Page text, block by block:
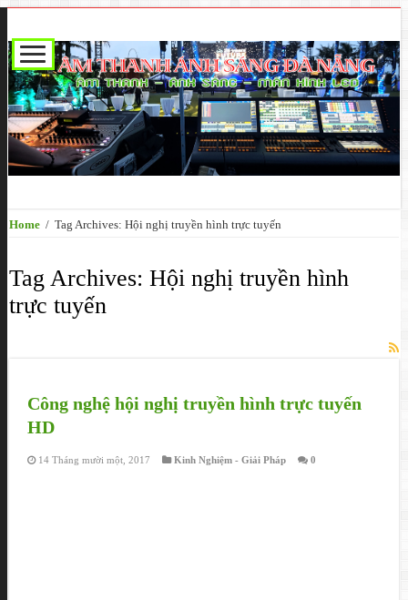
Home / Tag Archives: Hội nghị truyền hình trực tuyến
Tag Archives:Hội nghị truyền hình
trực tuyến
Công nghệ hội nghị truyền hình trực tuyến
HD
14 Tháng mười một, 2017 Kinh Nghiệm - Giải Pháp 0